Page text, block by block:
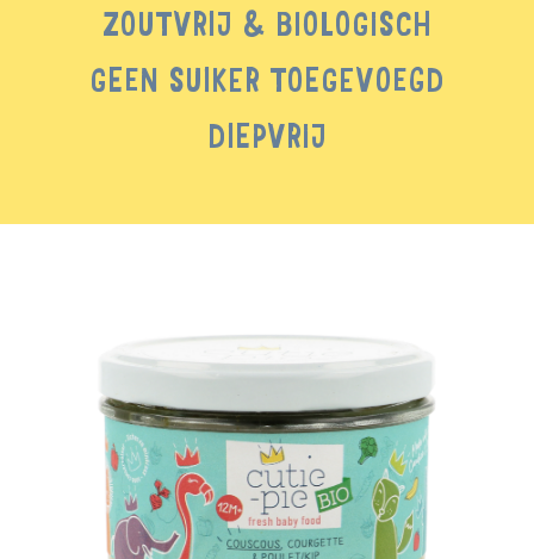
ZOUTVRIJ & BIOLOGISCH
GEEN SUIKER TOEGEVOEGD
DIEPVRIJ